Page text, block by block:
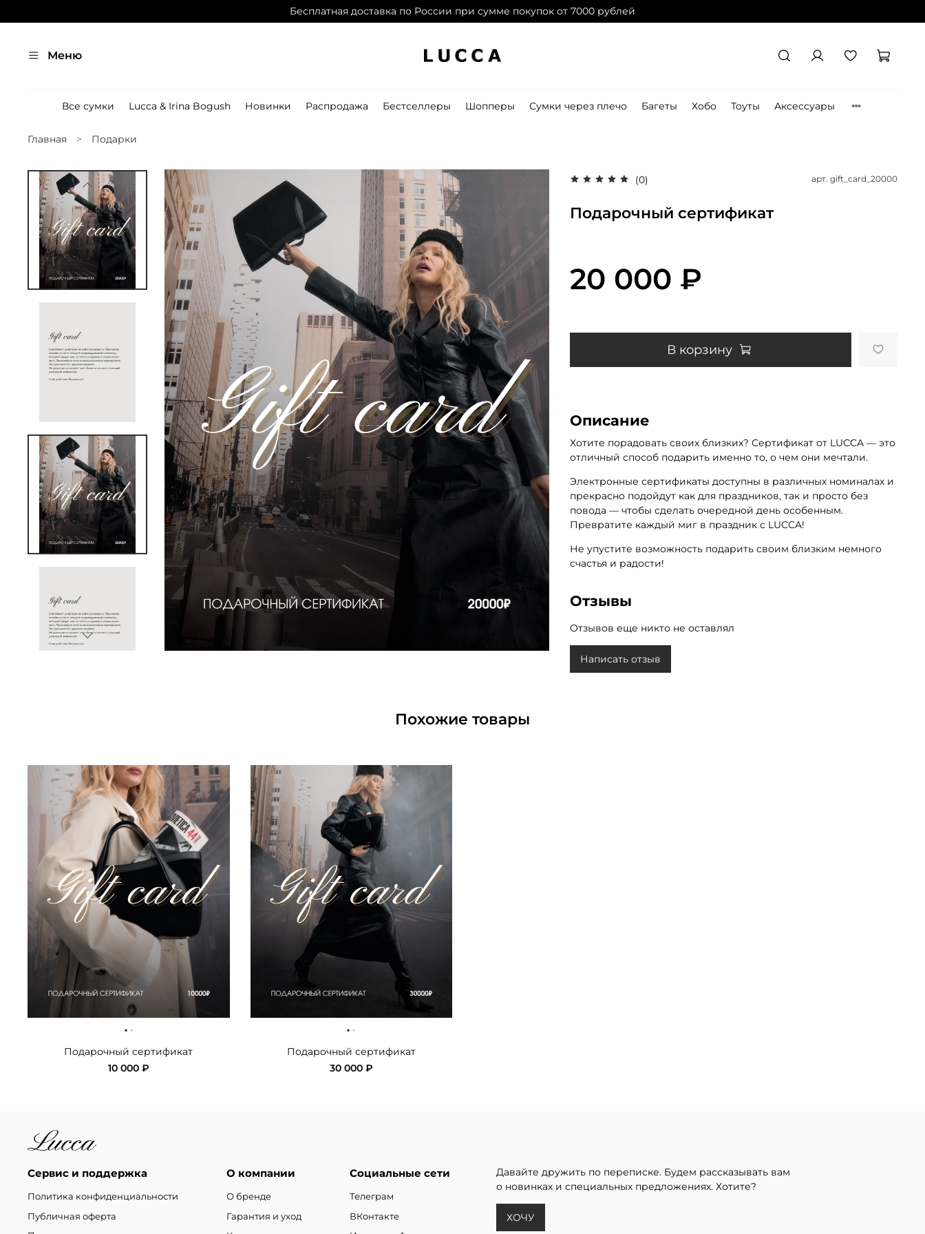
Бесплатная доставка по России при сумме покупок от 7000 рублей
Дарим 1500 баллов на первый заказ прирегистрации
Меню
Все сумки Lucca & Irina Bogush Новинки Распродажа Бестселлеры Шопперы Сумки через плечо Багеты Хобо Тоуты Аксессуары
Главная Подарки
(0) арт. gift_card_20000
Подарочный сертификат
20 000 ₽
В корзину
Описание
Хотите порадовать своих близких? Сертификат от LUCCA — это
отличный способ подарить именно то, о чем они мечтали.
Электронные сертификаты доступны в различных номиналах и
прекрасно подойдут как для праздников, так и просто без
повода — чтобы сделать очередной день особенным.
Превратите каждый миг в праздник с LUCCA!
Не упустите возможность подарить своим близким немного
счастья и радости!
Отзывы
Отзывов еще никто не оставлял
Написать отзыв
Похожие товары
··
Подарочный сертификат
10 000 ₽
··
Подарочный сертификат
30 000 ₽
Сервис и поддержка
Политика конфиденциальности
Публичная оферта
О компании
О бренде
Гарантия и уход
Социальные сети
Телеграм
ВКонтакте
Давайте дружить по переписке. Будем рассказывать вам
о новинках и специальных предложениях. Хотите?
ХОЧУ